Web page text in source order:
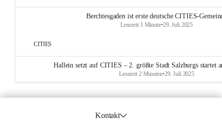
Berchtesgaden ist erste deutsche CITIES-
Lesezeit 1 Minute•29. Juli 2025
CITIES
Hallein setzt auf CITIES – 2. größte Stadt Salzburgs startet
Lesezeit 2 Minuten•29. Juli 2025
Kontakt